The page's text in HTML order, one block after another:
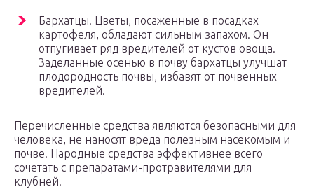
Бархатцы. Цветы, посаженные в посадках
картофеля, обладают сильным запахом. Он
отпугивает ряд вредителей от кустов овоща.
Заделанные осенью в почву бархатцы улучшат
плодородность почвы, избавят от почвенных
вредителей.
Перечисленные средства являются безопасными для
человека, не наносят вреда полезным насекомым и
почве. Народные средства эффективнее всего
сочетать с препаратами-протравителями для
клубней.